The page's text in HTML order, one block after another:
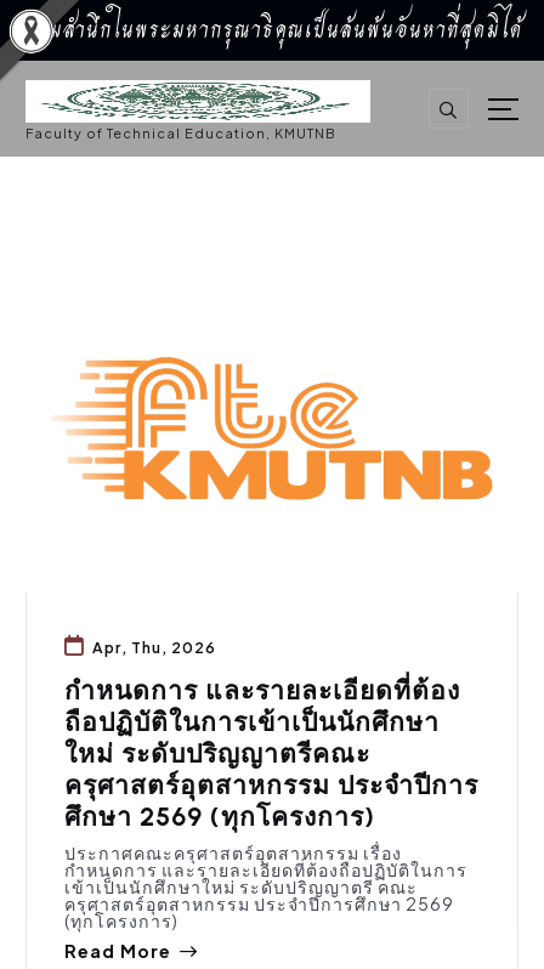
น้อมสำนึกในพระมหากรุณาธิคุณเป็นล้นพ้นอันหาที่สุดมิได้
S
k
o
Faculty of Technical Education, KMUTNB
Apr, Thu, 2026
กำหนดการ และรายละเอียดที่ต้อง
ถือปฏิบัติในการเข้าเป็นนักศึกษา
ใหม่ ระดับปริญญาตรีคณะ
ครุศาสตร์อุตสาหกรรม ประจำปีการ
ศึกษา 2569 (ทุกโครงการ)
ประกาศคณะครุศาสตร์อุตสาหกรรม เรื่อง
กำหนดการ และรายละเอียดที่ต้องถือปฏิบัติในการ
เข้าเป็นนักศึกษาใหม่ ระดับปริญญาตรี คณะ
ครุศาสตร์อุตสาหกรรม ประจำปีการศึกษา 2569
(ทุกโครงการ)
Read More